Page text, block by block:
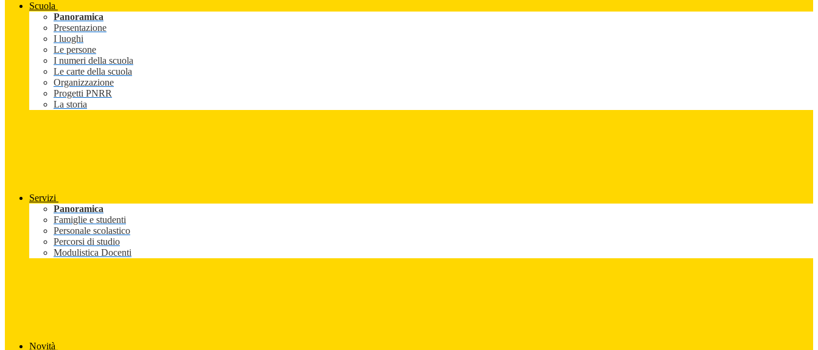
Scuola
Panoramica
Presentazione
I luoghi
Le persone
I numeri della scuola
Le carte della scuola
Organizzazione
Progetti PNRR
La storia
Servizi
Panoramica
Famiglie e studenti
Personale scolastico
Percorsi di studio
Modulistica Docenti
Novità